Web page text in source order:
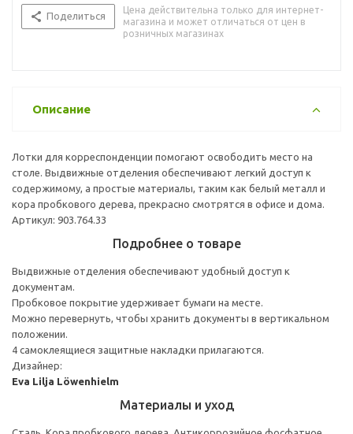
Поделиться
Цена действительна только для интернет-
магазина и может отличаться от цен в
розничных магазинах
Описание
Лотки для корреспонденции помогают освободить место на
столе. Выдвижные отделения обеспечивают легкий доступ к
содержимому, а простые материалы, таким как белый металл и
кора пробкового дерева, прекрасно смотрятся в офисе и дома.
Артикул: 903.764.33
Подробнее о товаре
Выдвижные отделения обеспечивают удобный доступ к
документам.
Пробковое покрытие удерживает бумаги на месте.
Можно перевернуть, чтобы хранить документы в вертикальном
положении.
4 самоклеящиеся защитные накладки прилагаются.
Дизайнер:
Eva Lilja Löwenhielm
Материалы и уход